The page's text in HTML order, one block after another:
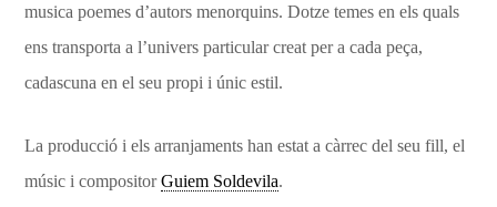
musica poemes d’autors menorquins. Dotze temes en els quals
ens transporta a l’univers particular creat per a cada peça,
cadascuna en el seu propi i únic estil.
La producció i els arranjaments han estat a càrrec del seu fill, el
músic i compositorGuiem Soldevila.